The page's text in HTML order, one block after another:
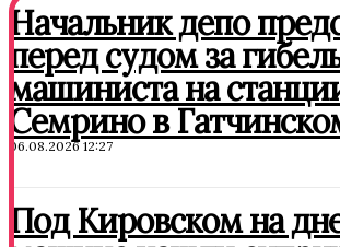
Начальник депо
перед судом за
машиниста на
Семрино в
06.08.2026 12:27
Под Кировском на